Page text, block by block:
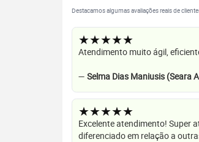
Destacamos algumas avaliações reais de
★★★★★
Atendimento muito ágil,
— Selma Dias Maniusis (Seara
★★★★★
Excelente atendimento! Super
diferenciado em relação a